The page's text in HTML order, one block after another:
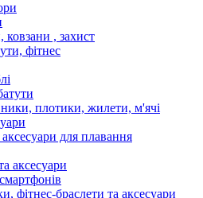
, захист
фітнес
плотики, жилети, м'ячі
для плавання
аксесуари
фітнес-браслети та аксесуари